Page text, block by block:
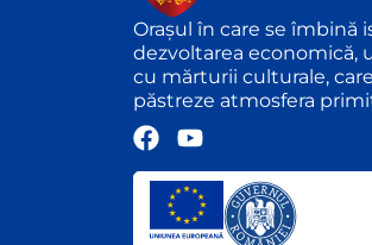
Orașul în care se îmbină
dezvoltarea economică,
cu mărturii culturale,
păstreze atmosfera
F
c
Y
u
t